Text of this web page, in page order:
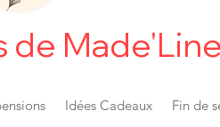
de Made'Line
Idées Cadeaux Fin de